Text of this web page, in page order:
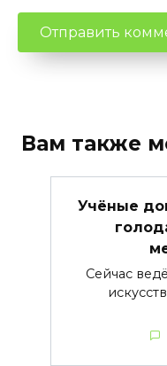
Вам также
Учёные
Сейчас